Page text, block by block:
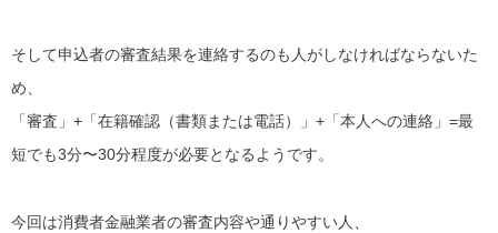
そして申込者の審査結果を連絡するのも人がしなければならないた
め、
「審査」+「在籍確認（書類または電話）」+「本人への連絡」=最
短でも3分〜30分程度が必要となるようです。
今回は消費者金融業者の審査内容や通りやすい人、